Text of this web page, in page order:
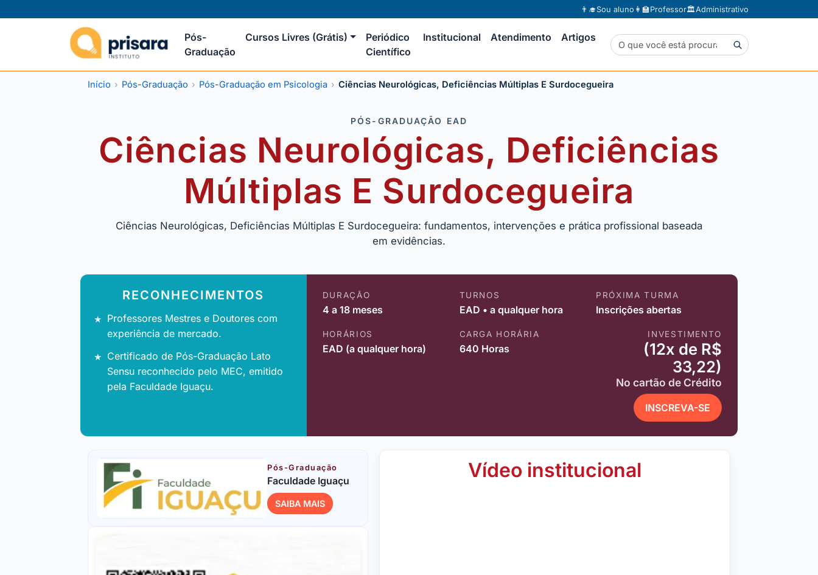
👨‍🎓Sou aluno 👩‍🏫Professor🏛️Administrativo
Pós-
Graduação
Cursos Livres (Grátis)
Periódico
Científico
Institucional Atendimento Artigos
Início Pós-Graduação Pós-Graduação em Psicologia Ciências Neurológicas, Deficiências Múltiplas E Surdocegueira
PÓS-GRADUAÇÃO EAD
Ciências Neurológicas, Deficiências
Múltiplas E Surdocegueira
Ciências Neurológicas, Deficiências Múltiplas E Surdocegueira: fundamentos, intervenções e prática profissional baseada
em evidências.
RECONHECIMENTOS
Professores Mestres e Doutores com
experiência de mercado.
Certificado de Pós-Graduação Lato
Sensu reconhecido pelo MEC, emitido
pela Faculdade Iguaçu.
DURAÇÃO
4 a 18 meses
TURNOS
EAD • a qualquer hora
PRÓXIMA TURMA
Inscrições abertas
HORÁRIOS
EAD (a qualquer hora)
CARGA HORÁRIA
640 Horas
INVESTIMENTO
(12x de R$
33,22)
No cartão de Crédito
INSCREVA-SE
Pós-Graduação
Faculdade Iguaçu
SAIBA MAIS
Vídeo institucional